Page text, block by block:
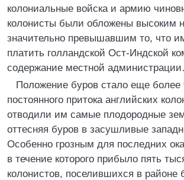
колониальные войска и армию
колонисты были обложены высоким
значительно превышавшим то, что
платить голландской Ост-Индской
содержание местной
Положение буров стало еще более
постоянного притока английских
отводили им самые плодородные
оттесняя буров в засушливые
Особенно грозным для последних
в течение которого прибыло пять
колонистов, поселившихся в районе